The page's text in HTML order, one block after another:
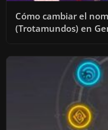
Cómo cambiar el
(Trotamundos) en